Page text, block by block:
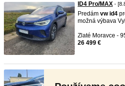
ID4 Pro/MAX -
Predám vw id4
možná výbava
Zlaté Moravce -
26 499 €